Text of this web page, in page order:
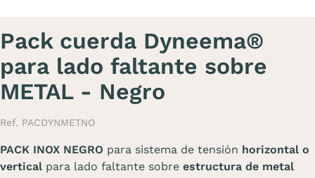
Pack cuerda Dyneema®
para lado faltante sobre
METAL - Negro
Ref. PACDYNMETNO
PACK INOX NEGRO para sistema de tensión horizontal o
vertical para lado faltante sobre estructura de metal